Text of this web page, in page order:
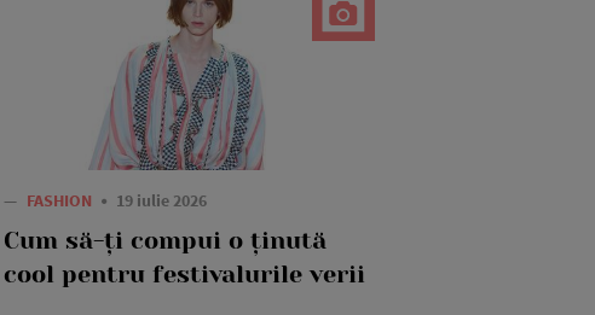
— FASHION 19 iulie 2026
Cum să-ți compui o ținută
cool pentru festivalurile verii